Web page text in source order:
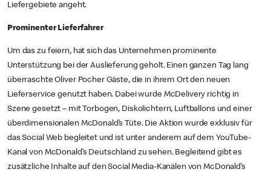
Liefergebiete angeht.
Prominenter Lieferfahrer
Um das zu feiern, hat sich das Unternehmen prominente
Unterstützung bei der Auslieferung geholt. Einen ganzen Tag lang
überraschte Oliver Pocher Gäste, die in ihrem Ort den neuen
Lieferservice genutzt haben. Dabei wurde McDelivery richtig in
Szene gesetzt – mit Torbogen, Diskolichtern, Luftballons und einer
überdimensionalen McDonald’s Tüte. Die Aktion wurde exklusiv für
das Social Web begleitet und ist unter anderem auf dem YouTube-
Kanal von McDonald’s Deutschland zu sehen. Begleitend gibt es
zusätzliche Inhalte auf den Social Media-Kanälen von McDonald’s